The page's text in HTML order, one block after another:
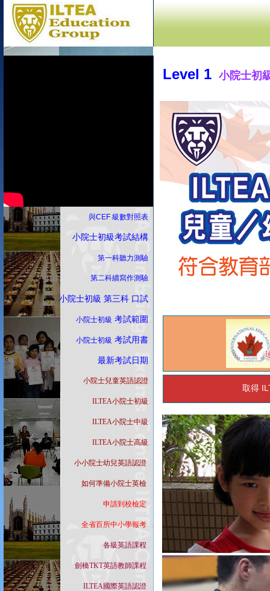
與CEF 級數對照表...
小院士初級考試結構...
第一科聽力測驗...
第二科續寫作測驗...
小院士初級 第三科 口試...
小院士初級 考試範圍 ...
小院士初級 考試用書...
最新考試日期
小院士兒童英語認證...
ILTEA小院士初級
ILTEA小院士中級
ILTEA小院士高級
小小院士幼兒英語認證....
如何準備小院士英檢....
申請到校檢定....
全省百所中小學報考... .
各級英語課程
劍橋TKT英語教師課程
ILTEA國際英語認證....
Level 1 小院士初
取得